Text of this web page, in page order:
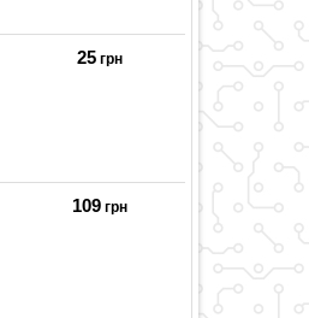
25 грн
109 грн